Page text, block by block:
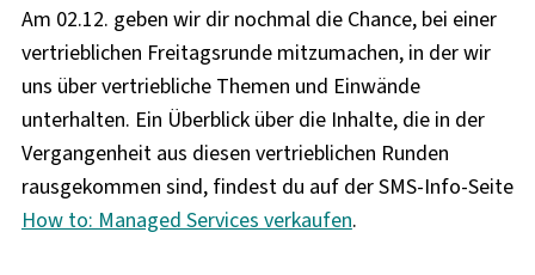
Am 02.12. geben wir dir nochmal die Chance, bei einer
vertrieblichen Freitagsrunde mitzumachen, in der wir
uns über vertriebliche Themen und Einwände
unterhalten. Ein Überblick über die Inhalte, die in der
Vergangenheit aus diesen vertrieblichen Runden
rausgekommen sind, findest du auf der SMS-Info-Seite
How to: Managed Services verkaufen.